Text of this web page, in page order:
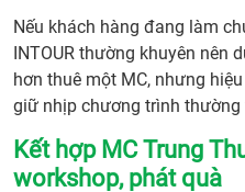
Nếu khách hàng đang làm
INTOUR thường khuyên nên
hơn thuê một MC, nhưng
giữ nhịp chương trình thường
Kết hợp MC Trung
workshop, phát quà